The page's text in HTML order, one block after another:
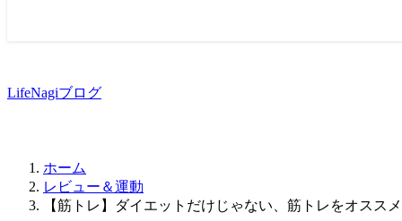
LifeNagiブログ
ホーム
レビュー＆運動
【筋トレ】ダイエットだけじゃない、筋トレをオススメ